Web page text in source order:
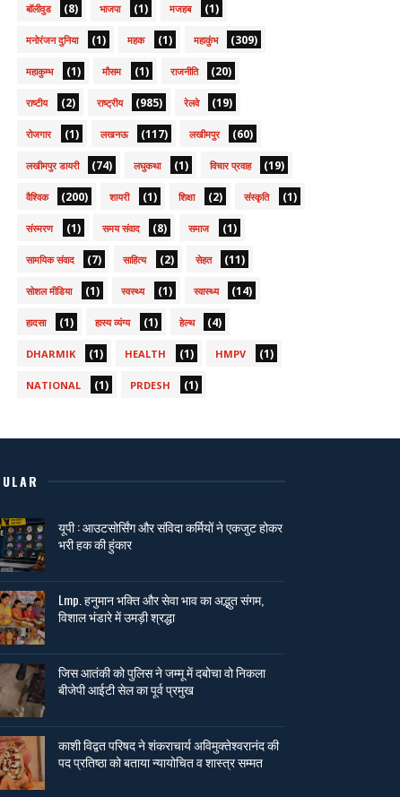
बॉलीवुड (8) भाजपा (1) मजहब (1)
मनोरंजन दुनिया (1) महक (1) महाकुंभ (309)
महाकुम्भ (1) मौसम (1) राजनीति (20)
राष्टीय (2) राष्ट्रीय (985) रेलवे (19)
रोजगार (1) लखनऊ (117) लखीमपुर (60)
लखीमपुर डायरी (74) लघुकथा (1) विचार प्रवाह (19)
वैश्विक (200) शायरी (1) शिक्षा (2) संस्कृति (1)
संस्मरण (1) समय संवाद (8) समाज (1)
सामयिक संवाद (7) साहित्य (2) सेहत (11)
सोशल मीडिया (1) स्वस्थ्य (1) स्वास्थ्य (14)
हादसा (1) हास्य व्यंग्य (1) हेल्थ (4)
DHARMIK (1) HEALTH (1) HMPV (1)
NATIONAL (1) PRDESH (1)
यूपी : आउटसोर्सिंग और संविदा कर्मियों ने एकजुट होकर
भरी हक की हुंकार
Lmp. हनुमान भक्ति और सेवा भाव का अद्भुत संगम,
विशाल भंडारे में उमड़ी श्रद्धा
जिस आतंकी को पुलिस ने जम्मू में दबोचा वो निकला
बीजेपी आईटी सेल का पूर्व प्रमुख
काशी विद्वत परिषद ने शंकराचार्य अविमुक्तेश्वरानंद की
पद प्रतिष्ठा को बताया न्यायोचित व शास्त्र सम्मत